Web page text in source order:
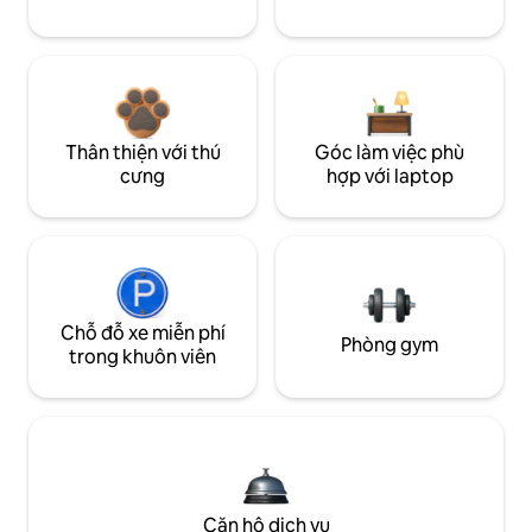
Thân thiện với thú
cưng
Góc làm việc phù
hợp với laptop
Chỗ đỗ xe miễn phí
trong khuôn viên
Phòng gym
Căn hộ dịch vụ